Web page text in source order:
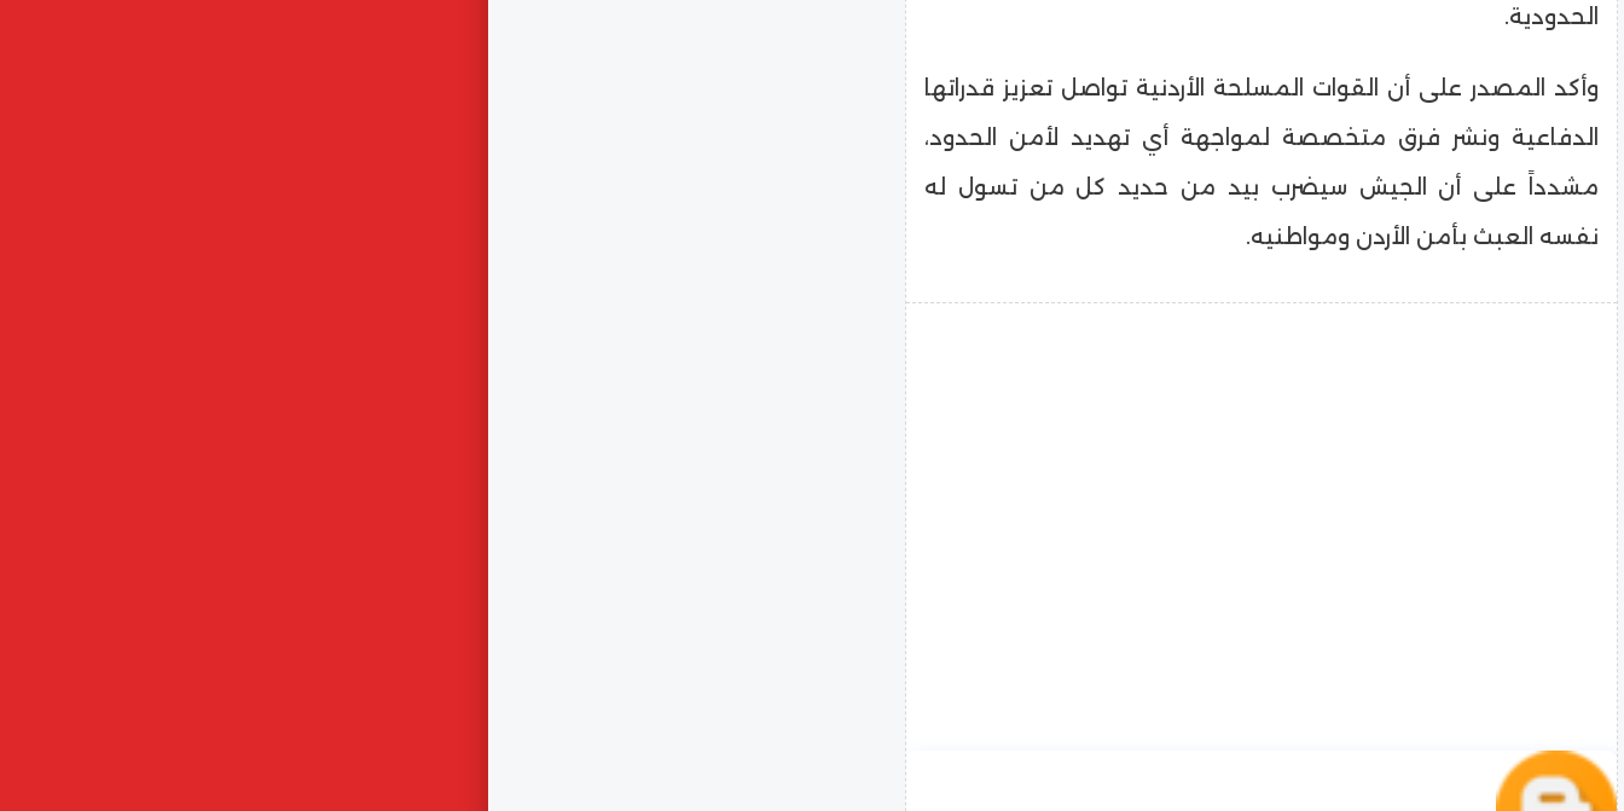
الحدودية.
​وأكد المصدر على أن القوات المسلحة الأردنية تواصل تعزيز قدراتها
الدفاعية ونشر فرق متخصصة لمواجهة أي تهديد لأمن الحدود،
مشدداً على أن الجيش سيضرب بيد من حديد كل من تسول له
نفسه العبث بأمن الأردن ومواطنيه.